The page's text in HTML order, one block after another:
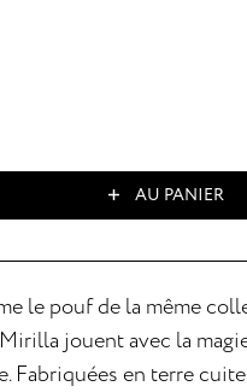
AU PANIER
le pouf de la même
jouent avec la
Fabriquées en terre